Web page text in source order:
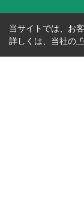
当サイトでは、お
詳しくは、当社の